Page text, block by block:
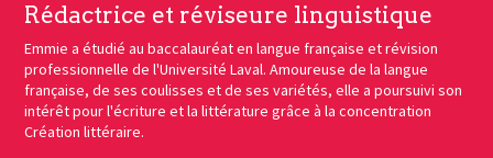
Rédactrice et réviseure linguistique
Emmie a étudié au baccalauréat en langue française et révision
professionnelle de l'Université Laval. Amoureuse de la langue
française, de ses coulisses et de ses variétés, elle a poursuivi son
intérêt pour l'écriture et la littérature grâce à la concentration
Création littéraire.